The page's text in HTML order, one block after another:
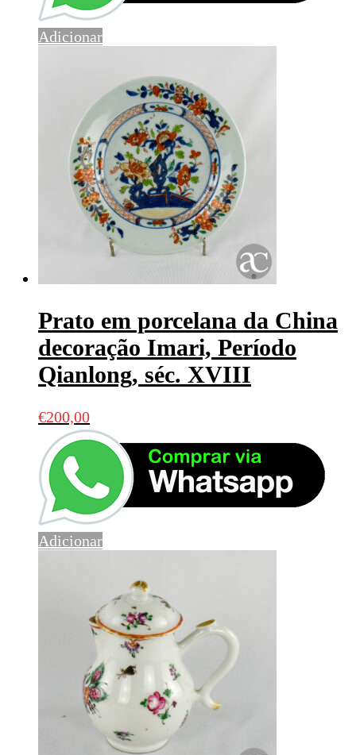
Adicionar
Prato em porcelana da China
decoração Imari, Período
Qianlong, séc. XVIII
€200,00
Adicionar